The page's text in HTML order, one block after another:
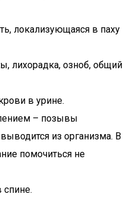
локализующаяся в паху
лихорадка, озноб, общий
в урине.
– позывы
из организма. В
помочиться не
спине.